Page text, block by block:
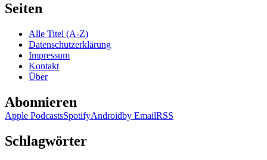
Seiten
Alle Titel (A-Z)
Datenschutzerklärung
Impressum
Kontakt
Über
Abonnieren
Apple PodcastsSpotifyAndroidby EmailRSS
Schlagwörter